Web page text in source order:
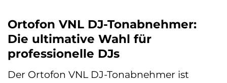
Ortofon VNL DJ-Tonabnehmer:
Die ultimative Wahl für
professionelle DJs
Der Ortofon VNL DJ-Tonabnehmer ist